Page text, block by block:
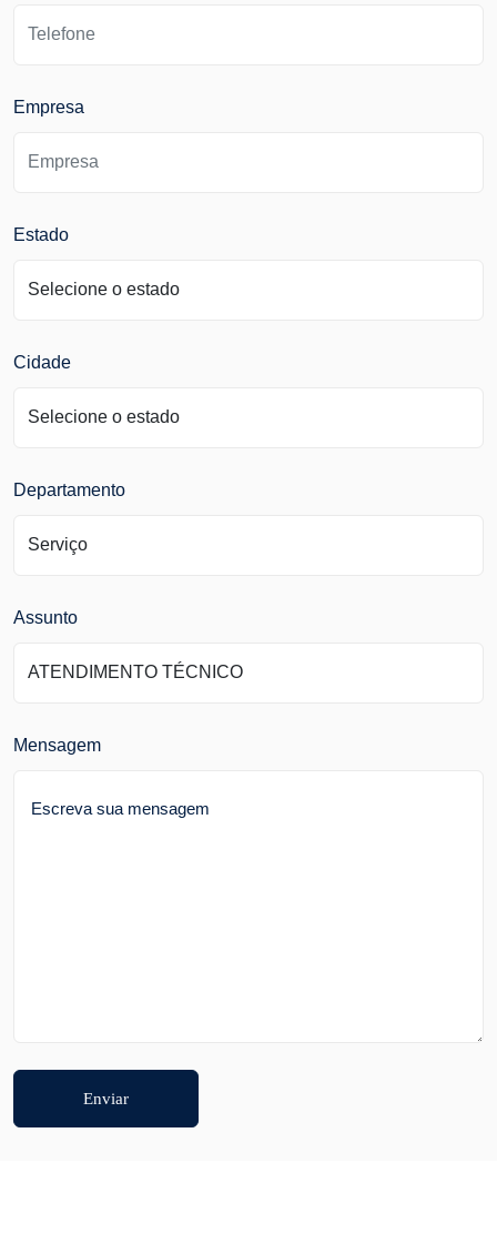
Empresa
Estado
Cidade
Departamento
Assunto
Mensagem
Enviar